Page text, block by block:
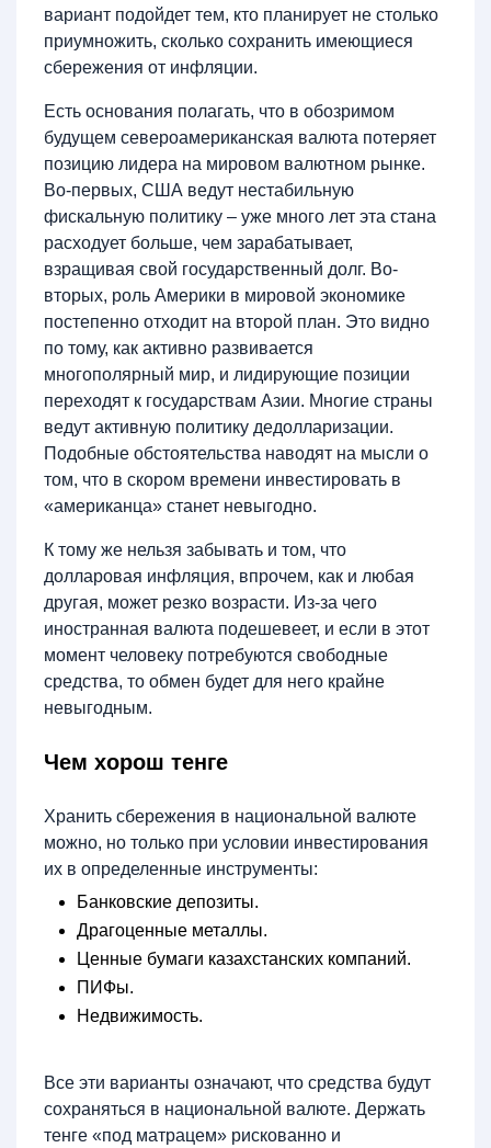
вариант подойдет тем, кто планирует не столько
приумножить, сколько сохранить имеющиеся
сбережения от инфляции.
Есть основания полагать, что в обозримом
будущем североамериканская валюта потеряет
позицию лидера на мировом валютном рынке.
Во-первых, США ведут нестабильную
фискальную политику – уже много лет эта стана
расходует больше, чем зарабатывает,
взращивая свой государственный долг. Во-
вторых, роль Америки в мировой экономике
постепенно отходит на второй план. Это видно
по тому, как активно развивается
многополярный мир, и лидирующие позиции
переходят к государствам Азии. Многие страны
ведут активную политику дедолларизации.
Подобные обстоятельства наводят на мысли о
том, что в скором времени инвестировать в
«американца» станет невыгодно.
К тому же нельзя забывать и том, что
долларовая инфляция, впрочем, как и любая
другая, может резко возрасти. Из-за чего
иностранная валюта подешевеет, и если в этот
момент человеку потребуются свободные
средства, то обмен будет для него крайне
невыгодным.
Чем хорош тенге
Хранить сбережения в национальной валюте
можно, но только при условии инвестирования
их в определенные инструменты:
Банковские депозиты.
Драгоценные металлы.
Ценные бумаги казахстанских компаний.
ПИФы.
Недвижимость.
Все эти варианты означают, что средства будут
сохраняться в национальной валюте. Держать
тенге «под матрацем» рискованно и